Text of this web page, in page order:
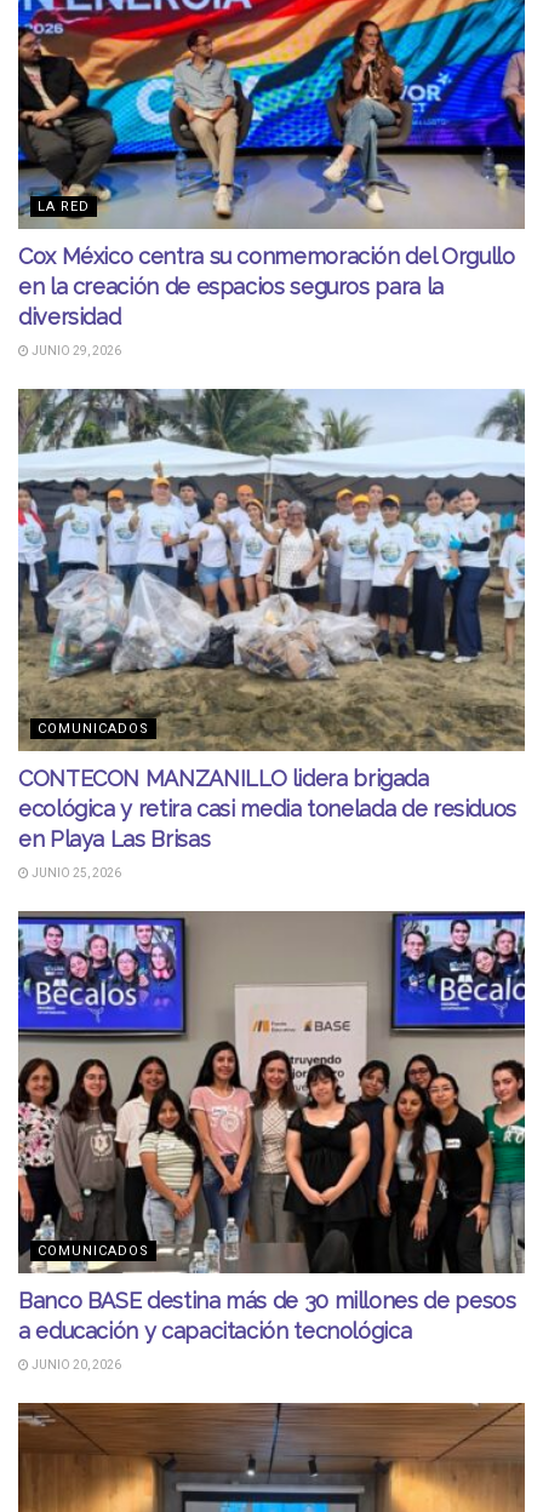
LA RED
Cox México centra su conmemoración del Orgullo
en la creación de espacios seguros para la
diversidad
JUNIO 29, 2026
COMUNICADOS
CONTECON MANZANILLO lidera brigada
ecológica y retira casi media tonelada de residuos
en Playa Las Brisas
JUNIO 25, 2026
COMUNICADOS
Banco BASE destina más de 30 millones de pesos
a educación y capacitación tecnológica
JUNIO 20, 2026